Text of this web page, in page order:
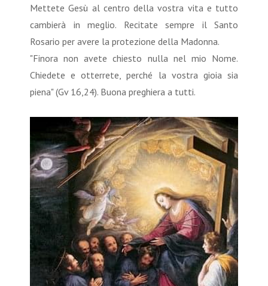
Mettete Gesù al centro della vostra vita e tutto
cambierà in meglio. Recitate sempre il Santo
Rosario per avere la protezione della Madonna.
"Finora non avete chiesto nulla nel mio Nome.
Chiedete e otterrete, perché la vostra gioia sia
piena" (Gv 16,24). Buona preghiera a tutti.